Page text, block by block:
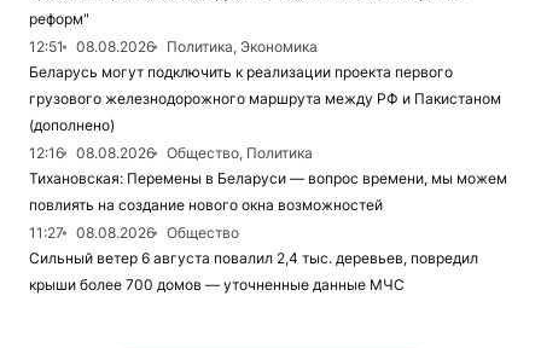
реформ"
12:51
08.08.2026
Политика, Экономика
Беларусь могут подключить к реализации проекта первого
грузового железнодорожного маршрута между РФ и Пакистаном
(дополнено)
12:16
08.08.2026
Общество, Политика
Тихановская: Перемены в Беларуси — вопрос времени, мы можем
повлиять на создание нового окна возможностей
11:27
08.08.2026
Общество
Сильный ветер 6 августа повалил 2,4 тыс. деревьев, повредил
крыши более 700 домов — уточненные данные МЧС